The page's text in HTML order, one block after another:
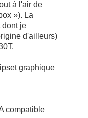
à l'air de
»). La
dont je
d'ailleurs)
graphique
compatible